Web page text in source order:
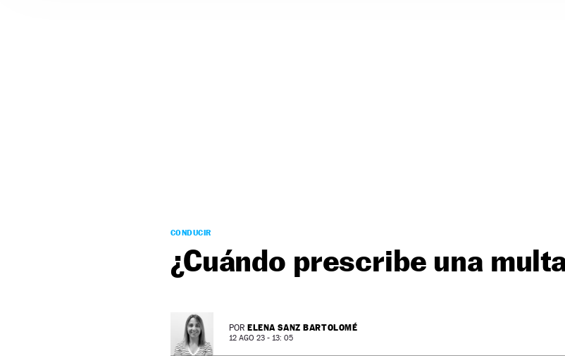
CONDUCIR
¿Cuándo prescribe una
POR ELENA SANZ BARTOLOMÉ
12 AGO 23 - 13: 05